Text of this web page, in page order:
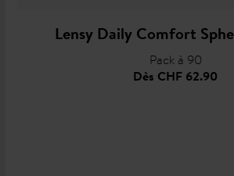
Lensy Daily Comfort
Pack à 90
Dès CHF 62.90